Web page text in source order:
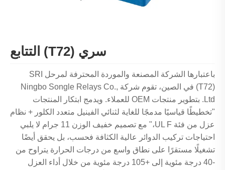
سري (T72) التتابع
باعتبارها الشركة المصنعة والموردة المحترفة لمرحل SRI
(T72) في الصين، تقوم شركة Ningbo Songle Relays Co.,
Ltd. بتطوير منتجات OEM للعملاء. ويدمج ابتكار المنتجات
"تخطيطًا قياسيًا مدمجًا للغاية لثنائي الفينيل متعدد الكلور + نظام
عزل من فئة UL F،" مع تصميم خفيف الوزن 11 جرام لا يلبي
احتياجات تركيب الدوائر عالية الكثافة فحسب، بل يحقق أيضًا
تشغيلًا مستقرًا على نطاق واسع من درجات الحرارة يتراوح من
-40 درجة مئوية إلى +105 درجة مئوية من خلال أداء العزل